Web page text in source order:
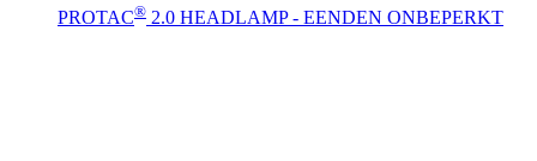
PROTAC® 2.0 HEADLAMP - EENDEN ONBEPERKT